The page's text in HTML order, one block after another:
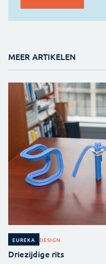
MEER ARTIKELEN
EUREKA DESIGN
Driezijdige rits